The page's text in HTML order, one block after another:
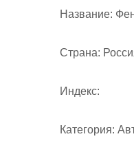
Название:
Страна:
Индекс:
Категория: